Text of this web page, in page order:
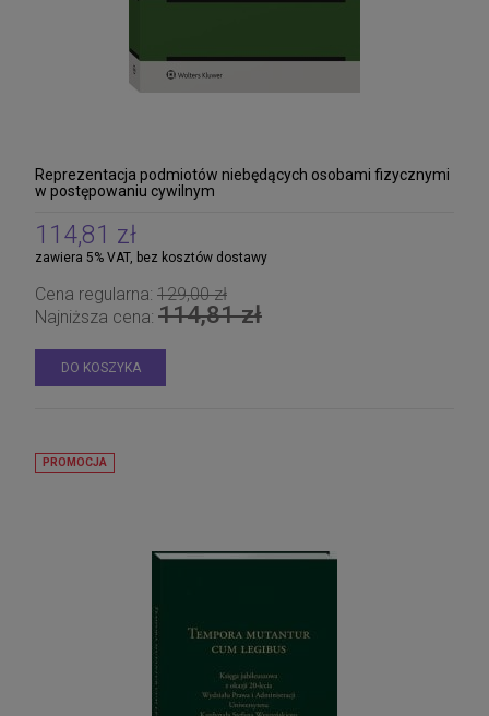
Reprezentacja podmiotów niebędących osobami fizycznymi
w postępowaniu cywilnym
114,81 zł
zawiera 5% VAT, bez kosztów dostawy
Cena regularna: 129,00 zł
Najniższa cena: 114,81 zł
DO KOSZYKA
PROMOCJA